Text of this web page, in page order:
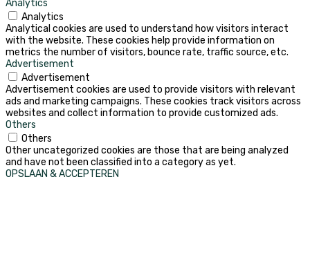
Analytics
Analytics
Analytical cookies are used to understand how visitors interact
with the website. These cookies help provide information on
metrics the number of visitors, bounce rate, traffic source, etc.
Advertisement
Advertisement
Advertisement cookies are used to provide visitors with relevant
ads and marketing campaigns. These cookies track visitors across
websites and collect information to provide customized ads.
Others
Others
Other uncategorized cookies are those that are being analyzed
and have not been classified into a category as yet.
OPSLAAN & ACCEPTEREN